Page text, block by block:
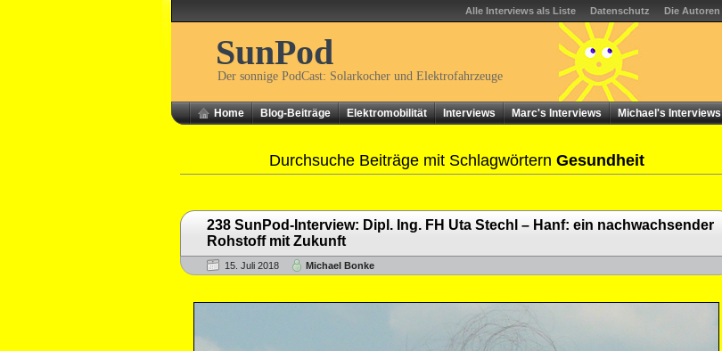
Alle Interviews als Liste Datenschutz Die Autoren
SunPod
Der sonnige PodCast: Solarkocher und Elektrofahrzeuge
Home Blog-Beiträge Elektromobilität Interviews Marc's Interviews Michael's Interviews
Durchsuche Beiträge mit Schlagwörtern Gesundheit
238 SunPod-Interview: Dipl. Ing. FH Uta Stechl – Hanf: ein nachwachsender
Rohstoff mit Zukunft
15. Juli 2018 Michael Bonke